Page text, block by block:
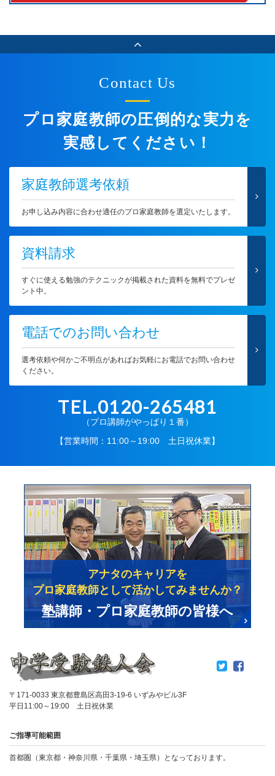
Contact Us
プロ家庭教師の圧倒的な実力を
実感してください！
家庭教師選考依頼
お申し込み内容に合わせ適任のプロ家庭教師を選定いたします。
資料請求
すぐに使える勉強のテクニックが掲載された資料を無料でプレゼ
ント中。
電話でのお問い合わせ
選考依頼や何かご不明点があればお気軽にお電話でお問い合わせ
ください。
TEL.0120-265481
（プロ講師がやっぱり１番）
【営業時間：11:00～19:00 土日祝休業】
〒171-0033 東京都豊島区高田3-19-6 いずみやビル3F
平日11:00～19:00 土日祝休業
ご指導可能範囲
首都圏（東京都・神奈川県・千葉県・埼玉県）となっております。
アナタのキャリアを
プロ家庭教師として活かしてみませんか？
塾講師・プロ家庭教師の皆様へ